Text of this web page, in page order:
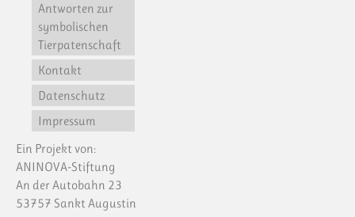
Antworten zur
symbolischen
Tierpatenschaft
Kontakt
Datenschutz
Impressum
Ein Projekt von:
ANINOVA-Stiftung
An der Autobahn 23
53757 Sankt Augustin